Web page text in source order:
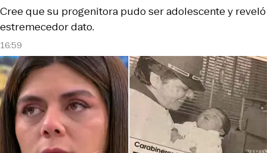
16:59
Cree que su progenitora pudo ser adolescente y reveló
estremecedor dato.